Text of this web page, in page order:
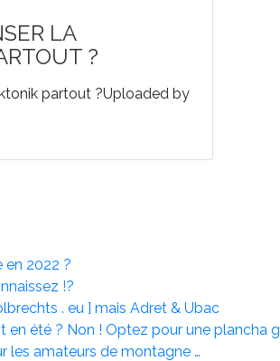
LA
?
partout ?Uploaded by
en 2022 ?
!?
. eu ] mais Adret & Ubac
en été ? Non ! Optez pour une plancha
les amateurs de montagne …